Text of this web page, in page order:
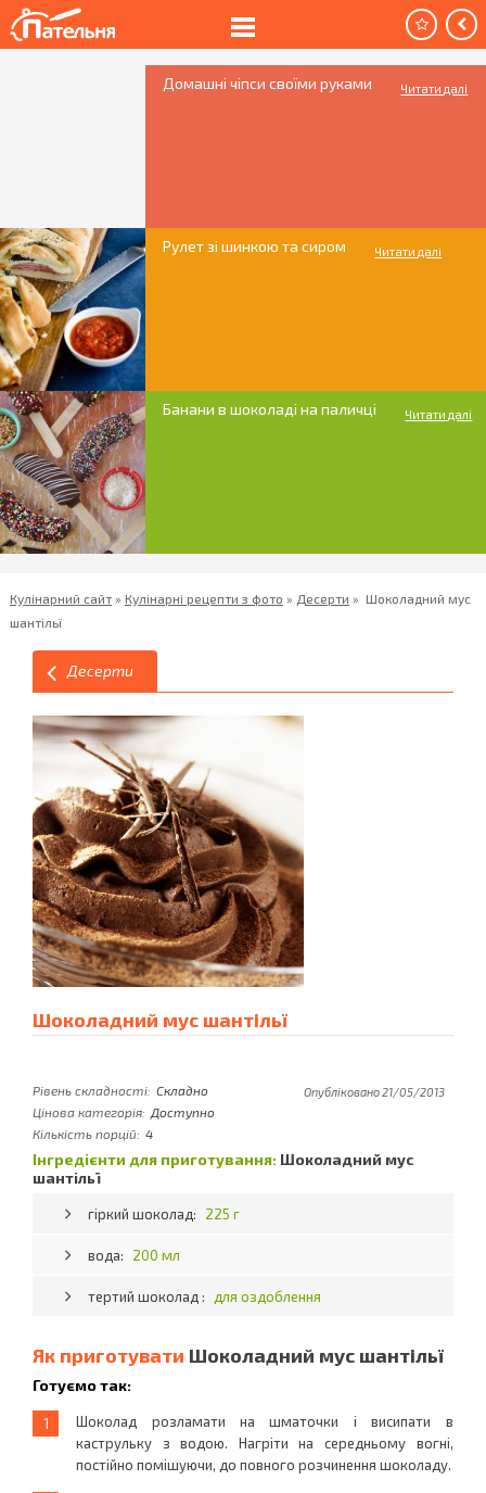
Домашні чіпси своїми руками Читати далі
Рулет зі шинкою та сиром Читати далі
Банани в шоколаді на паличці Читати далі
Кулінарний сайт» Кулінарні рецепти з фото » Десерти » Шоколадний мус
шантільї
Десерти
Шоколадний мус шантільї
Рівень складності: Складно
Цінова категорія: Доступно
Кількість порцій: 4
Опубліковано 21/05/2013
Інгредієнти для приготування: Шоколадний мус
шантільї
гіркий шоколад: 225 г
вода: 200 мл
тертий шоколад : для оздоблення
Як приготувати Шоколадний мус шантільї
Готуємо так:
Шоколад розламати на шматочки і висипати в
каструльку з водою. Нагріти на середньому вогні,
постійно помішуючи, до повного розчинення шоколаду.